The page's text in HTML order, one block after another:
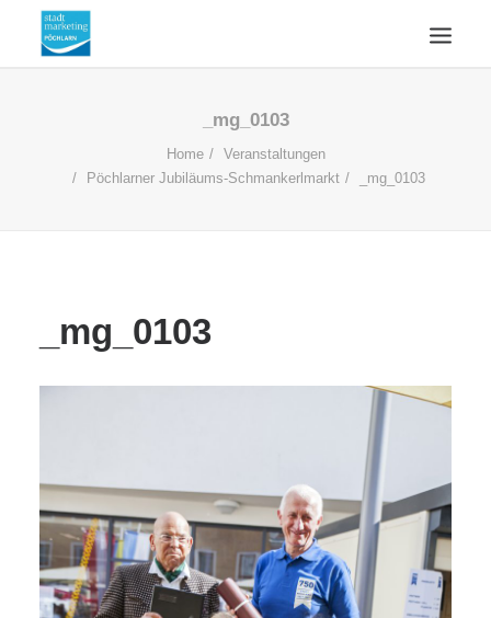
WIRTSCHAFTSSTANDORT
_mg_0103
Home
Veranstaltungen
Pöchlarner Jubiläums-Schmankerlmarkt
_mg_0103
_mg_0103